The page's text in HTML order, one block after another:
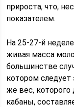
прироста, что,
показателем.
На 25-27-й
живая масса
большинстве
котором
же вес,
кабаны,